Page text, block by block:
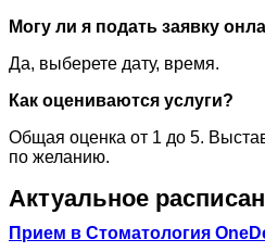
Могу ли я подать заявку
Да, выберете дату, время.
Как оцениваются услуги?
Общая оценка от 1 до 5.
по желанию.
Актуальное
Прием в Стоматология